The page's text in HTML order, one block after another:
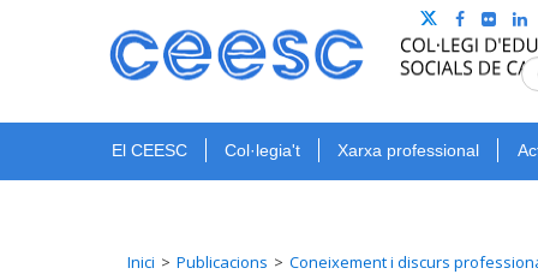
El CEESC Col·legia't Xarxa professional
Inici Publicacions Coneixement i discurs